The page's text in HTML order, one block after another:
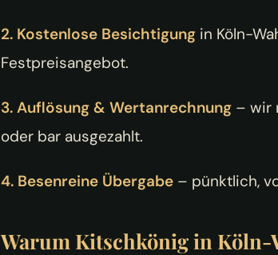
2. Kostenlose Besichtigung in Köln-
Festpreisangebot.
3. Auflösung & Wertanrechnung – wir
oder bar ausgezahlt.
4. Besenreine Übergabe – pünktlich,
Warum Kitschkönig in Köln-